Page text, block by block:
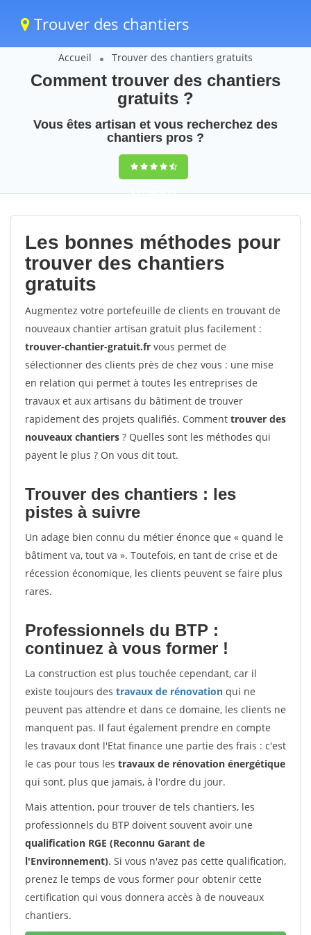
Trouver des chantiers
Accueil Trouver des chantiers gratuits
Comment trouver des chantiers
gratuits ?
Vous êtes artisan et vous recherchez des
chantiers pros ?
9,5(100%)25
votes
Les bonnes méthodes pour
trouver des chantiers
gratuits
Augmentez votre portefeuille de clients en trouvant de
nouveaux chantier artisan gratuit plus facilement :
trouver-chantier-gratuit.fr vous permet de
sélectionner des clients près de chez vous : une mise
en relation qui permet à toutes les entreprises de
travaux et aux artisans du bâtiment de trouver
rapidement des projets qualifiés. Comment trouver des
nouveaux chantiers ? Quelles sont les méthodes qui
payent le plus ? On vous dit tout.
Trouver des chantiers : les
pistes à suivre
Un adage bien connu du métier énonce que « quand le
bâtiment va, tout va ». Toutefois, en tant de crise et de
récession économique, les clients peuvent se faire plus
rares.
Professionnels du BTP :
continuez à vous former !
La construction est plus touchée cependant, car il
existe toujours des travaux de rénovation qui ne
peuvent pas attendre et dans ce domaine, les clients ne
manquent pas. Il faut également prendre en compte
les travaux dont l'Etat finance une partie des frais : c'est
le cas pour tous les travaux de rénovation énergétique
qui sont, plus que jamais, à l'ordre du jour.
Mais attention, pour trouver de tels chantiers, les
professionnels du BTP doivent souvent avoir une
qualification RGE (Reconnu Garant de
l'Environnement). Si vous n'avez pas cette qualification,
prenez le temps de vous former pour obtenir cette
certification qui vous donnera accès à de nouveaux
chantiers.